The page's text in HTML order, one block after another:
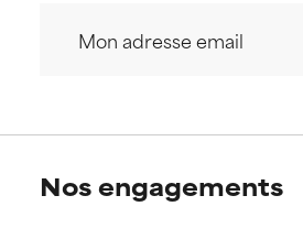
Nos engagements